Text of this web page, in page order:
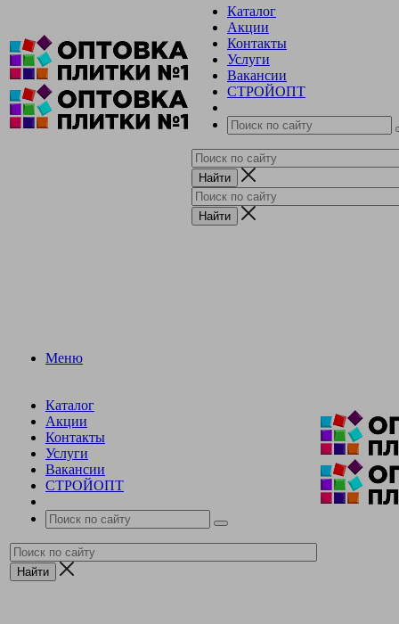
Каталог
Акции
Контакты
Услуги
Вакансии
СТРОЙОПТ
Меню
Каталог
Акции
Контакты
Услуги
Вакансии
СТРОЙОПТ